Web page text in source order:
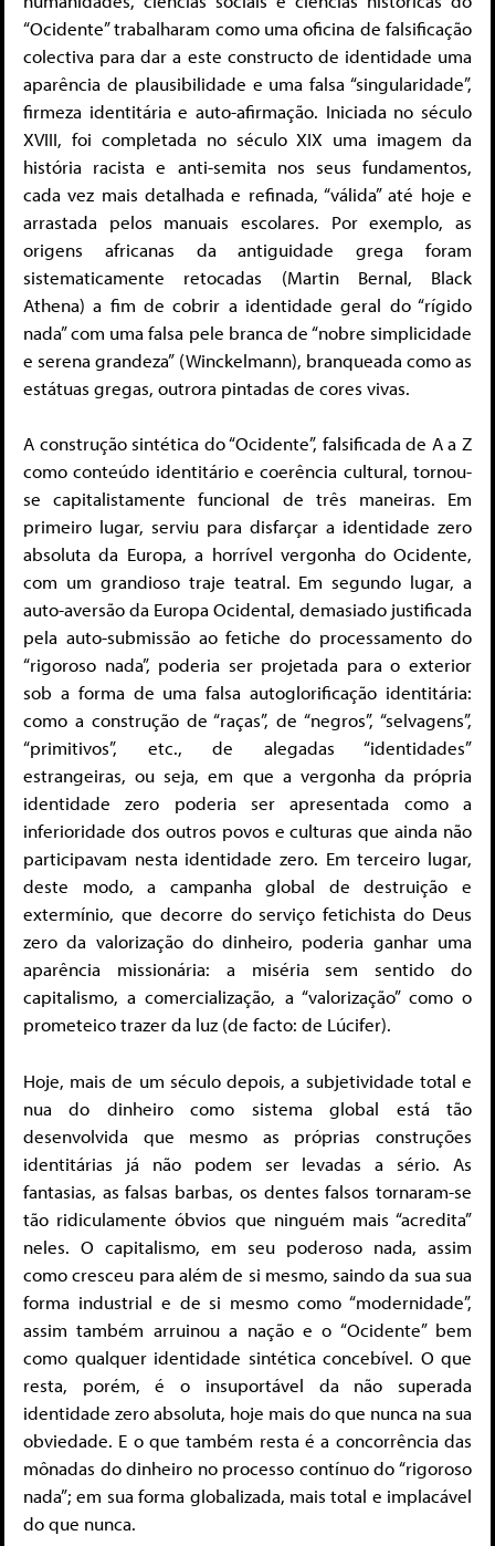
“Ocidente” trabalharam como uma oficina de falsificação
colectiva para dar a este constructo de identidade uma
aparência de plausibilidade e uma falsa “singularidade”,
firmeza identitária e auto-afirmação. Iniciada no século
XVIII, foi completada no século XIX uma imagem da
história racista e anti-semita nos seus fundamentos,
cada vez mais detalhada e refinada, “válida” até hoje e
arrastada pelos manuais escolares. Por exemplo, as
origens africanas da antiguidade grega foram
sistematicamente retocadas (Martin Bernal, Black
Athena) a fim de cobrir a identidade geral do “rígido
nada” com uma falsa pele branca de “nobre simplicidade
e serena grandeza” (Winckelmann), branqueada como as
estátuas gregas, outrora pintadas de cores vivas.
A construção sintética do “Ocidente”, falsificada de A a Z
como conteúdo identitário e coerência cultural, tornou-
se capitalistamente funcional de três maneiras. Em
primeiro lugar, serviu para disfarçar a identidade zero
absoluta da Europa, a horrível vergonha do Ocidente,
com um grandioso traje teatral. Em segundo lugar, a
auto-aversão da Europa Ocidental, demasiado justificada
pela auto-submissão ao fetiche do processamento do
“rigoroso nada”, poderia ser projetada para o exterior
sob a forma de uma falsa autoglorificação identitária:
como a construção de “raças”, de “negros”, “selvagens”,
“primitivos”, etc., de alegadas “identidades”
estrangeiras, ou seja, em que a vergonha da própria
identidade zero poderia ser apresentada como a
inferioridade dos outros povos e culturas que ainda não
participavam nesta identidade zero. Em terceiro lugar,
deste modo, a campanha global de destruição e
extermínio, que decorre do serviço fetichista do Deus
zero da valorização do dinheiro, poderia ganhar uma
aparência missionária: a miséria sem sentido do
capitalismo, a comercialização, a “valorização” como o
prometeico trazer da luz (de facto: de Lúcifer).
Hoje, mais de um século depois, a subjetividade total e
nua do dinheiro como sistema global está tão
desenvolvida que mesmo as próprias construções
identitárias já não podem ser levadas a sério. As
fantasias, as falsas barbas, os dentes falsos tornaram-se
tão ridiculamente óbvios que ninguém mais “acredita”
neles. O capitalismo, em seu poderoso nada, assim
como cresceu para além de si mesmo, saindo da sua sua
forma industrial e de si mesmo como “modernidade”,
assim também arruinou a nação e o “Ocidente” bem
como qualquer identidade sintética concebível. O que
resta, porém, é o insuportável da não superada
identidade zero absoluta, hoje mais do que nunca na sua
obviedade. E o que também resta é a concorrência das
mônadas do dinheiro no processo contínuo do “rigoroso
nada”; em sua forma globalizada, mais total e implacável
do que nunca.